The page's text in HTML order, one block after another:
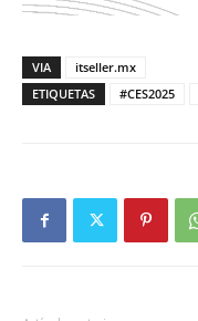
VIA
itseller.mx
ETIQUETAS
#CES2025